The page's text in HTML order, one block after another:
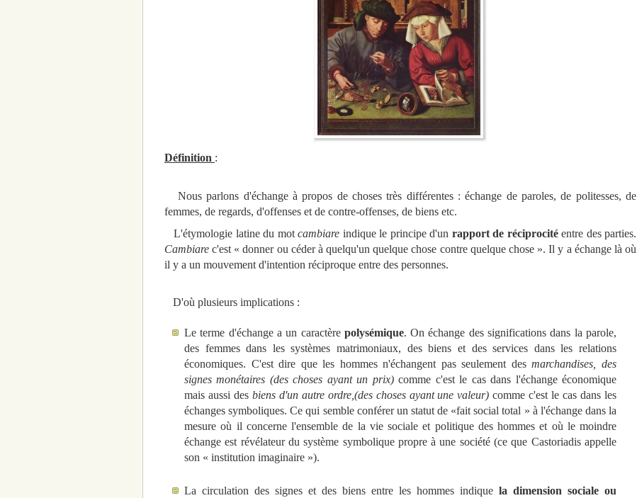
Définition :
Nous parlons d'échange à propos de choses très différentes : échange de paroles, de politesses, de
femmes, de regards, d'offenses et de contre-offenses, de biens etc.
L'étymologie latine du motcambiare indique le principe d'un rapport de réciprocitéentre des parties.
Cambiare c'est « donner ou céder à quelqu'un quelque chose contre quelque chose ». Il y a échange là où
il y a un mouvement d'intention réciproque entre des personnes.
D'où plusieurs implications :
Le terme d'échange a un caractère polysémique. On échange des significations dans la parole,
des femmes dans les systèmes matrimoniaux, des biens et des services dans les relations
économiques. C'est dire que les hommes n'échangent pas seulement desmarchandises, des
signes monétaires (des choses ayant un prix)comme c'est le cas dans l'échange économique
mais aussi des biens d'un autre ordre,(des choses ayant une valeur)comme c'est le cas dans les
échanges symboliques. Ce qui semble conférer un statut de «fait social total » à l'échange dans la
mesure où il concerne l'ensemble de la vie sociale et politique des hommes et où le moindre
échange est révélateur du système symbolique propre à une société (ce que Castoriadis appelle
son « institution imaginaire »).
La circulation des signes et des biens entre les hommes indique la dimension sociale ou